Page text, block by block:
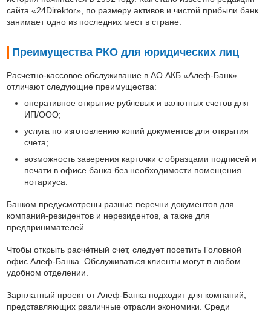
сайта «24Direktor», по размеру активов и чистой прибыли банк
занимает одно из последних мест в стране.
Преимущества РКО для юридических лиц
Расчетно-кассовое обслуживание в АО АКБ «Алеф-Банк»
отличают следующие преимущества:
оперативное открытие рублевых и валютных счетов для
ИП/ООО;
услуга по изготовлению копий документов для открытия
счета;
возможность заверения карточки с образцами подписей и
печати в офисе банка без необходимости помещения
нотариуса.
Банком предусмотрены разные перечни документов для
компаний-резидентов и нерезидентов, а также для
предпринимателей.
Чтобы открыть расчётный счет, следует посетить Головной
офис Алеф-Банка. Обслуживаться клиенты могут в любом
удобном отделении.
Зарплатный проект от Алеф-Банка подходит для компаний,
представляющих различные отрасли экономики. Среди